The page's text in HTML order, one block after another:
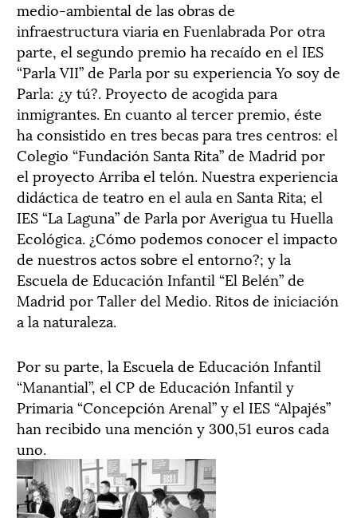
medio-ambiental de las obras de
infraestructura viaria en Fuenlabrada Por otra
parte, el segundo premio ha recaído en el IES
“Parla VII” de Parla por su experiencia Yo soy de
Parla: ¿y tú?. Proyecto de acogida para
inmigrantes. En cuanto al tercer premio, éste
ha consistido en tres becas para tres centros: el
Colegio “Fundación Santa Rita” de Madrid por
el proyecto Arriba el telón. Nuestra experiencia
didáctica de teatro en el aula en Santa Rita; el
IES “La Laguna” de Parla por Averigua tu Huella
Ecológica. ¿Cómo podemos conocer el impacto
de nuestros actos sobre el entorno?; y la
Escuela de Educación Infantil “El Belén” de
Madrid por Taller del Medio. Ritos de iniciación
a la naturaleza.
Por su parte, la Escuela de Educación Infantil
“Manantial”, el CP de Educación Infantil y
Primaria “Concepción Arenal” y el IES “Alpajés”
han recibido una mención y 300,51 euros cada
uno.